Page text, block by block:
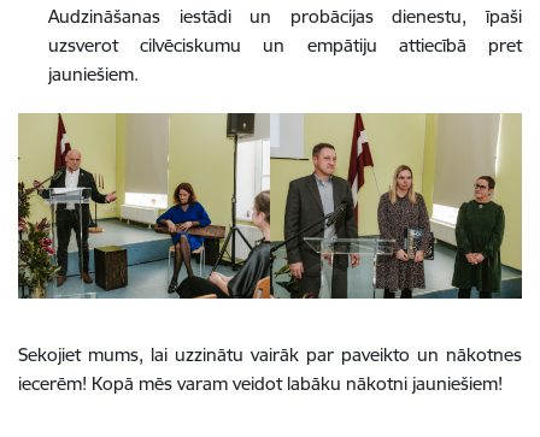
Audzināšanas iestādi un probācijas dienestu, īpaši
uzsverot cilvēciskumu un empātiju attiecībā pret
jauniešiem.
Sekojiet mums, lai uzzinātu vairāk par paveikto un nākotnes
iecerēm! Kopā mēs varam veidot labāku nākotni jauniešiem!